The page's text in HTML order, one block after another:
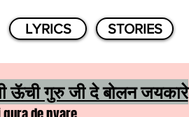
LYRICS STORIES
ऊॅची गुरु जी दे बोलन जयकारे